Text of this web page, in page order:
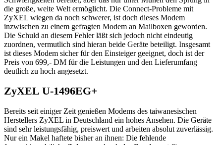
die große, weite Welt ermöglicht. Die Connect-Probleme mit
ZyXEL wiegen da noch schwerer, ist doch dieses Modem
inzwischen zu einem gefragten Modem an Mailboxen geworden.
Die Schuld an diesem Fehler läßt sich jedoch nicht eindeutig
zuordnen, vermutlich sind hieran beide Geräte beteiligt. Insgesamt
ist dieses Modem sicher für den Einsteiger geeignet, doch ist der
Preis von 699,- DM für die Leistungen und den Lieferumfang
deutlich zu hoch angesetzt.
ZyXEL U-1496EG+
Bereits seit einiger Zeit genießen Modems des taiwanesischen
Herstellers ZyXEL in Deutschland ein hohes Ansehen. Die Geräte
sind sehr leistungsfähig, preiswert und arbeiten absolut zuverlässig.
Nur ein Makel haftete bisher an ihnen: Die fehlende